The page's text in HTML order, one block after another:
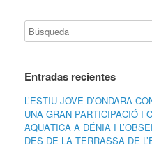
Entradas recientes
L’ESTIU JOVE D’ONDARA
UNA GRAN PARTICIPACIÓ I
AQUÀTICA A DÉNIA I
DES DE LA TERRASSA DE